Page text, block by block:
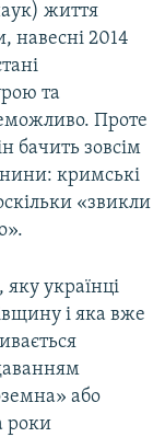
життя
навесні 2014
та
Проте
бачить зовсім
кримські
«звикли
українці
і яка вже
або
роки